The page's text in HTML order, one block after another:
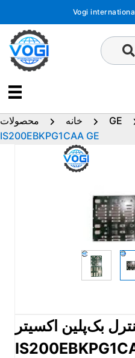
محتوا
Vogi
خانه محصولات GE
IS200EBKPG1CAA GE
بک‌پلین اکسیتر